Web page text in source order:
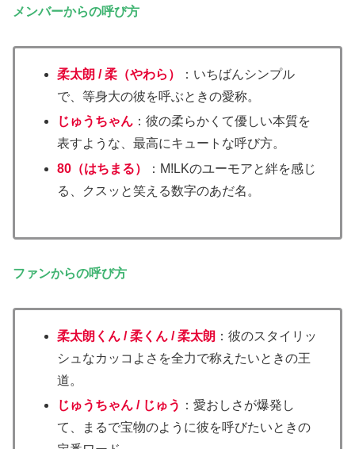
メンバーからの呼び方
柔太朗 / 柔（やわら）
：いちばんシンプル
で、等身大の彼を呼ぶときの愛称。
じゅうちゃん ：彼の柔らかくて優しい本質を
表すような、最高にキュートな呼び方。
80（はちまる）
：M!LKのユーモアと絆を感じ
る、クスッと笑える数字のあだ名。
ファンからの呼び方
柔太朗くん / 柔くん / 柔太朗 ：彼のスタイリッ
シュなカッコよさを全力で称えたいときの王
道。
じゅうちゃん / じゅう ：愛おしさが爆発し
て、まるで宝物のように彼を呼びたいときの